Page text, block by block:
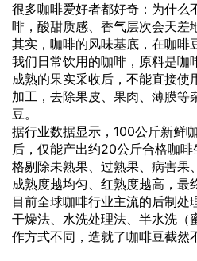
很多咖啡爱好者都好奇：为什么
啡，酸甜质感、香气层次会天差
其实，咖啡的风味基底，在咖啡
我们日常饮用的咖啡，原料是咖
成熟的果实采收后，不能直接使
加工，去除果皮、 果肉、薄膜等
豆。
据行业数据显示，100公斤新鲜
后，仅能产出约20公斤合格咖
格剔除未熟果、过熟果、病害果
成熟度越均匀、红熟度越高，最
目前全球咖啡行业主流的后制处
干燥法、水洗处理法、半水洗（
作方式不同，造就了咖啡豆截然